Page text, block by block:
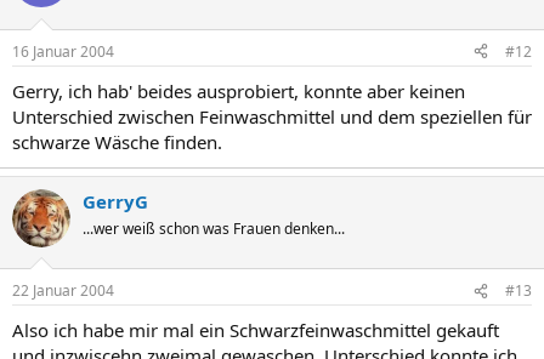
16 Januar 2004 #12
Gerry, ich hab' beides ausprobiert, konnte aber keinen
Unterschied zwischen Feinwaschmittel und dem speziellen für
schwarze Wäsche finden.
GerryG
...wer weiß schon was Frauen denken...
22 Januar 2004 #13
Also ich habe mir mal ein Schwarzfeinwaschmittel gekauft